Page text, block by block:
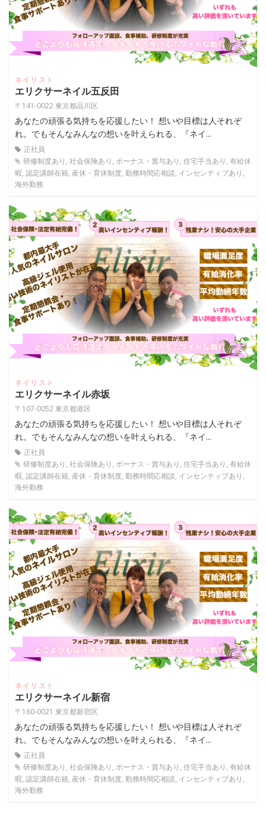
ネイリスト
エリクサーネイル五反田
〒141-0022 東京都品川区
あなたの頑張る気持ちを応援したい！ 想いや目標は人それぞ
れ。でもそんなみんなの想いを叶えられる、『ネイ...
正社員
研修制度あり, 社会保険あり, ボーナス・賞与あり, 住宅手当あり, 有給休
暇, 認定講師在籍, 産休・育休制度, 勤務時間応相談, インセンティブあり,
海外勤務
ネイリスト
エリクサーネイル赤坂
〒107-0052 東京都港区
あなたの頑張る気持ちを応援したい！ 想いや目標は人それぞ
れ。でもそんなみんなの想いを叶えられる、『ネイ...
正社員
研修制度あり, 社会保険あり, ボーナス・賞与あり, 住宅手当あり, 有給休
暇, 認定講師在籍, 産休・育休制度, 勤務時間応相談, インセンティブあり,
海外勤務
ネイリスト
エリクサーネイル新宿
〒160-0021 東京都新宿区
あなたの頑張る気持ちを応援したい！ 想いや目標は人それぞ
れ。でもそんなみんなの想いを叶えられる、『ネイ...
正社員
研修制度あり, 社会保険あり, ボーナス・賞与あり, 住宅手当あり, 有給休
暇, 認定講師在籍, 産休・育休制度, 勤務時間応相談, インセンティブあり,
海外勤務